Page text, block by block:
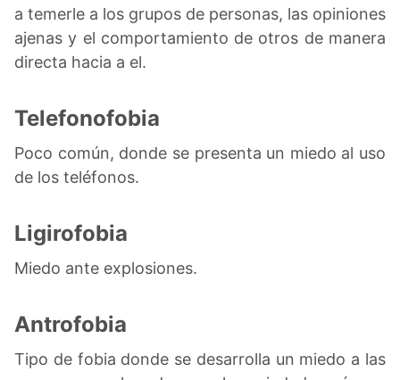
a temerle a los grupos de personas, las opiniones
ajenas y el comportamiento de otros de manera
directa hacia a el.
Telefonofobia
Poco común, donde se presenta un miedo al uso
de los teléfonos.
Ligirofobia
Miedo ante explosiones.
Antrofobia
Tipo de fobia donde se desarrolla un miedo a las